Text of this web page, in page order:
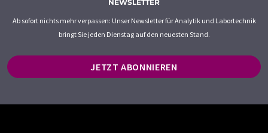
NEWSLETTER
Ab sofort nichts mehr verpassen: Unser Newsletter für Analytik und Labortechnik
bringt Sie jeden Dienstag auf den neuesten Stand.
JETZT ABONNIEREN